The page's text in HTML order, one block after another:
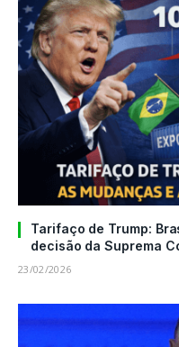
Tarifaço de Trump:
decisão da Suprema
23/02/2026